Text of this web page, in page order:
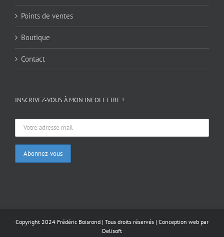
Points de ventes
Boutique
Contact
INSCRIVEZ-VOUS À MON INFOLETTRE !
Copyright 2024 Frédéric Boisrond | Tous droits réservés | Conception web par
Delisoft